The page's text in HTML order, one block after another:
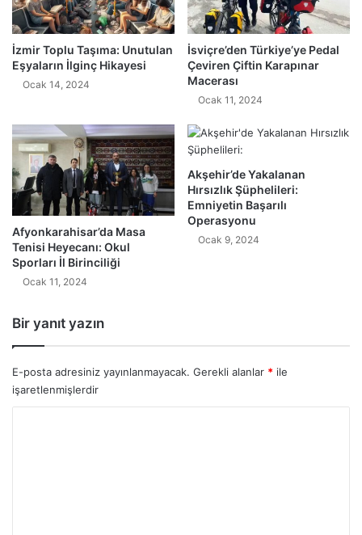
İzmir Toplu Taşıma: Unutulan
Eşyaların İlginç Hikayesi
Ocak 14, 2024
İsviçre’den Türkiye’ye Pedal
Çeviren Çiftin Karapınar
Macerası
Ocak 11, 2024
Afyonkarahisar’da Masa
Tenisi Heyecanı: Okul
Sporları İl Birinciliği
Ocak 11, 2024
Akşehir’de Yakalanan
Hırsızlık Şüphelileri:
Emniyetin Başarılı
Operasyonu
Ocak 9, 2024
Bir yanıt yazın
E-posta adresiniz yayınlanmayacak. Gerekli alanlar * ile
işaretlenmişlerdir